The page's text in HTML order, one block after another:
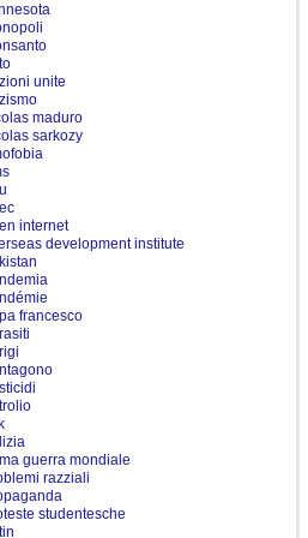
unite
maduro
sarkozy
internet
development institute
francesco
guerra mondiale
razziali
studentesche